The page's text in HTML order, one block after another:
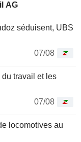
AG
séduisent, UBS
07/08
du travail et les
07/08
locomotives au